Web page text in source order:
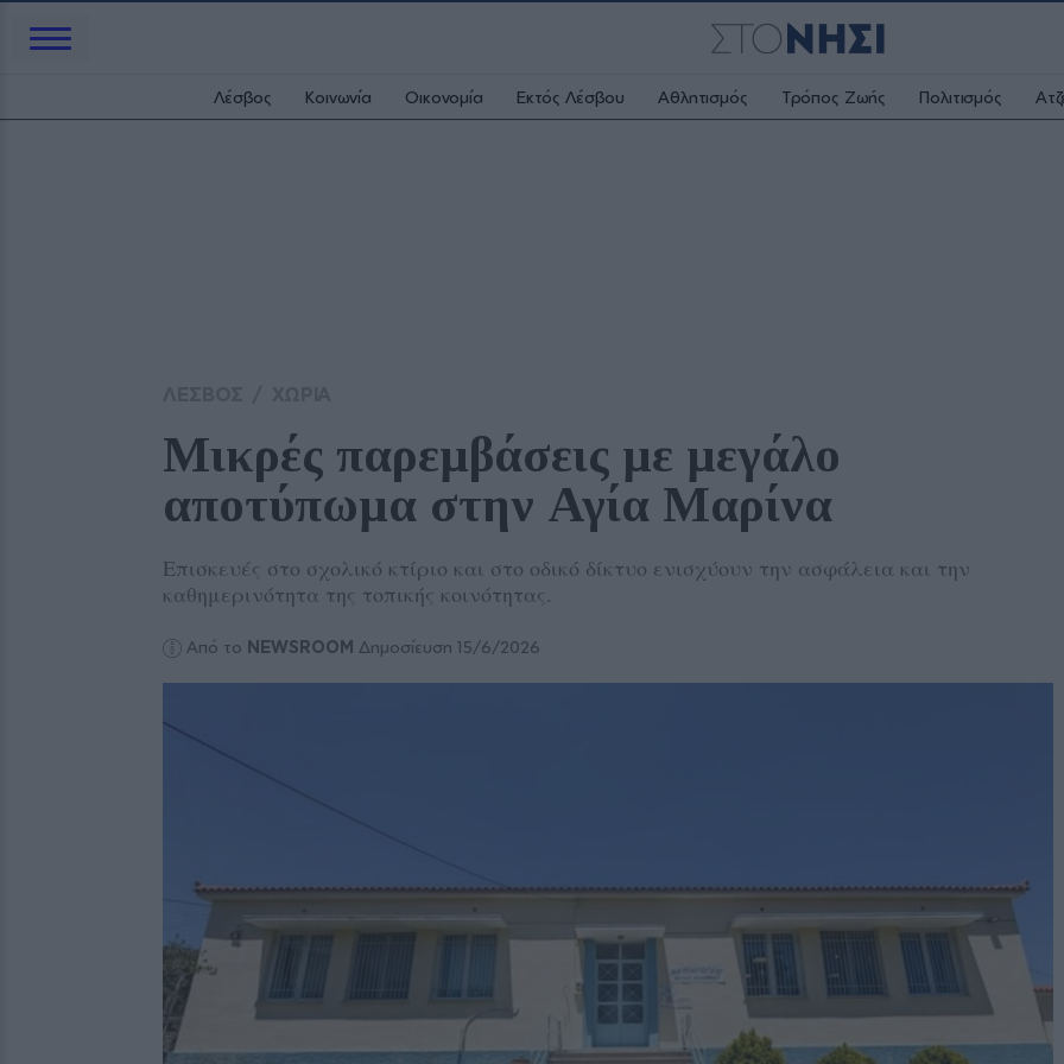
Λέσβος Κοινωνία Οικονομία Εκτός Λέσβου Αθλητισμός Τρόπος Ζωής Πολιτισμός
Μικρές παρεμβάσεις με μεγάλο
αποτύπωμα στην Αγία Μαρίνα
Επισκευές στο σχολικό κτίριο και στο οδικό δίκτυο ενισχύουν την ασφάλεια και την
καθημερινότητα της τοπικής κοινότητας.
Από το NEWSROOM Δημοσίευση 15/6/2026